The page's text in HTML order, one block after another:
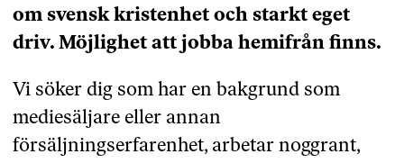
om svensk kristenhet och starkt eget
driv. Möjlighet att jobba hemifrån finns.
Vi söker dig som har en bakgrund som
mediesäljare eller annan
försäljningserfarenhet, arbetar noggrant,